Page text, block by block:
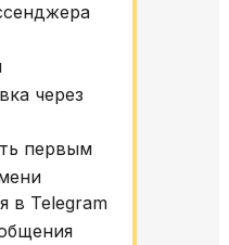
через
первым
в Telegram